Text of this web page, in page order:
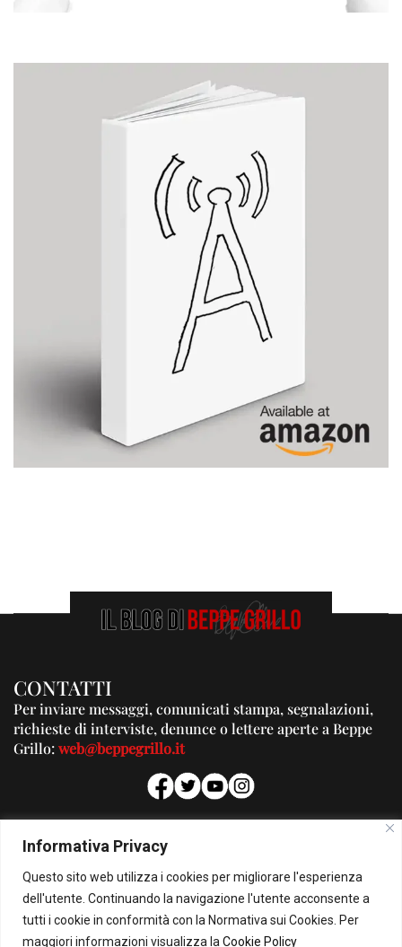
Informativa Privacy
Questo sito web utilizza i cookies per migliorare l'esperienza
dell'utente. Continuando la navigazione l'utente acconsente a
tutti i cookie in conformità con la Normativa sui Cookies. Per
maggiori informazioni visualizza la Cookie Policy
CONTATTI
Per inviare messaggi, comunicati stampa, segnalazioni,
richieste di interviste, denunce o lettere aperte a Beppe
Grillo:web@beppegrillo.it
PUBBLICITA'
Per la tua pubblicità su questo Blog:
pubblicita@beppegrillo.it